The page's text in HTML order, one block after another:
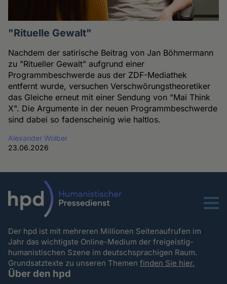
"Rituelle Gewalt"
Nachdem der satirische Beitrag von Jan Böhmermann
zu "Ritueller Gewalt" aufgrund einer
Programmbeschwerde aus der ZDF-Mediathek
entfernt wurde, versuchen Verschwörungstheoretiker
das Gleiche erneut mit einer Sendung von "Mai Think
X". Die Argumente in der neuen Programmbeschwerde
sind dabei so fadenscheinig wie haltlos.
Alexander Wolber
23.06.2026
Menu
Der hpd ist mit mehreren Millionen Seitenaufrufen im
Jahr das wichtigste Online-Medium der freigeistig-
humanistischen Szene im deutschsprachigen Raum.
Grundsatztexte zu unseren Themenfinden Sie hier.
Über den hpd